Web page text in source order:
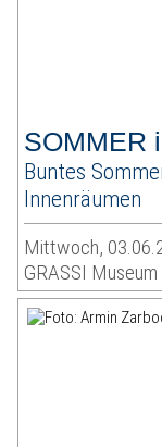
SOMMER
Buntes
Innenräumen
Mittwoch,
GRASSI